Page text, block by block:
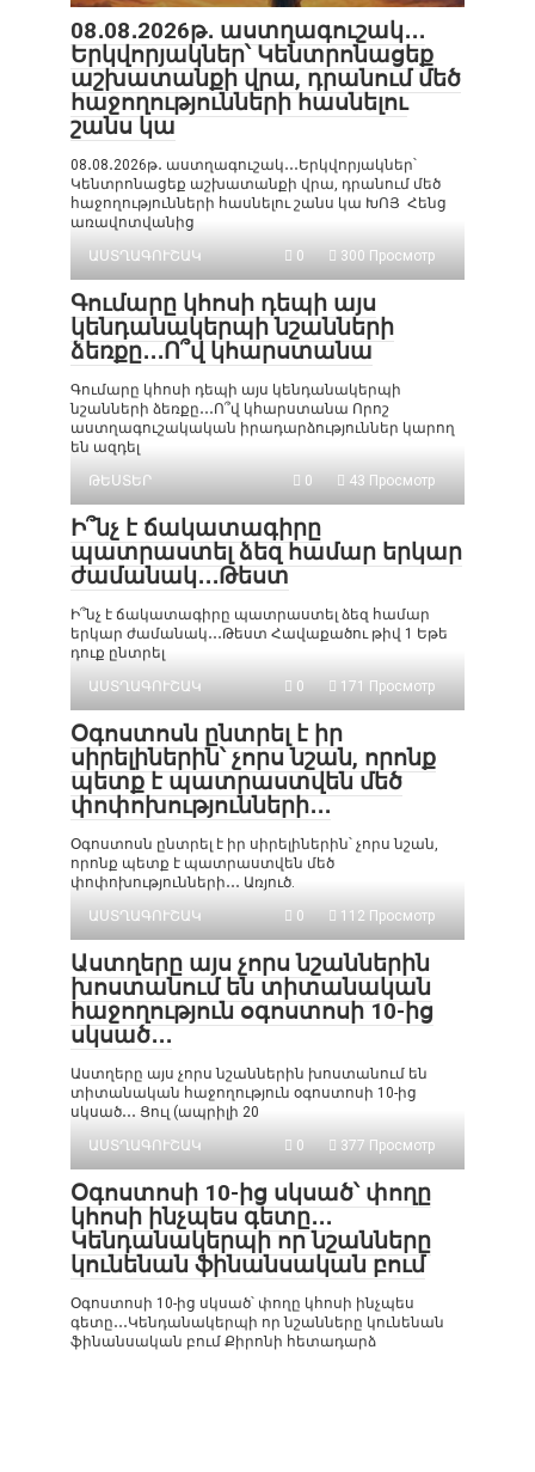
08․08․2026թ․ աստղագուշակ․․․
Երկվորյակներ՝ Կենտրոնացեք
աշխատանքի վրա, դրանում մեծ
հաջողությունների հասնելու
շանս կա
08․08․2026թ․ աստղագուշակ․․․Երկվորյակներ՝
Կենտրոնացեք աշխատանքի վրա, դրանում մեծ
հաջողությունների հասնելու շանս կա ԽՈՅ Հենց
առավոտվանից
ԱՍՏՂԱԳՈՒՇԱԿ
0 300 Просмотр
Գումարը կհոսի դեպի այս
կենդանակերպի նշանների
ձեռքը․․․Ո՞վ կհարստանա
Գումարը կհոսի դեպի այս կենդանակերպի
նշանների ձեռքը․․․Ո՞վ կհարստանա Որոշ
աստղագուշակական իրադարձություններ կարող
են ազդել
ԹԵՍՏԵՐ
0 43 Просмотр
Ի՞նչ է ճակատագիրը
պատրաստել ձեզ համար երկար
ժամանակ․․․Թեստ
Ի՞նչ է ճակատագիրը պատրաստել ձեզ համար
երկար ժամանակ․․․Թեստ Հավաքածու թիվ 1 Եթե
դուք ընտրել
ԱՍՏՂԱԳՈՒՇԱԿ
0 171 Просмотр
Օգոստոսն ընտրել է իր
սիրելիներին՝ չորս նշան, որոնք
պետք է պատրաստվեն մեծ
փոփոխությունների․․․
Օգոստոսն ընտրել է իր սիրելիներին՝ չորս նշան,
որոնք պետք է պատրաստվեն մեծ
փոփոխությունների․․․ Առյուծ.
ԱՍՏՂԱԳՈՒՇԱԿ
0 112 Просмотр
Աստղերը այս չորս նշաններին
խոստանում են տիտանական
հաջողություն օգոստոսի 10-ից
սկսած․․․
Աստղերը այս չորս նշաններին խոստանում են
տիտանական հաջողություն օգոստոսի 10-ից
սկսած․․․ Ցուլ (ապրիլի 20
ԱՍՏՂԱԳՈՒՇԱԿ
0 377 Просмотр
Օգոստոսի 10-ից սկսած՝ փողը
կհոսի ինչպես գետը․․․
Կենդանակերպի որ նշանները
կունենան ֆինանսական բում
Օգոստոսի 10-ից սկսած՝ փողը կհոսի ինչպես
գետը․․․Կենդանակերպի որ նշանները կունենան
ֆինանսական բում Քիրոնի հետադարձ